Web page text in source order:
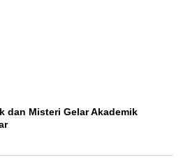
dan Misteri Gelar Akademik